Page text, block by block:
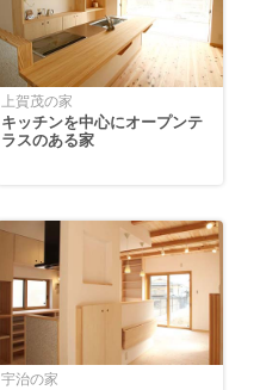
上賀茂の家
キッチンを中心にオープンテ
ラスのある家
宇治の家